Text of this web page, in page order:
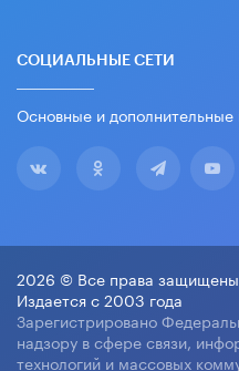
СОЦИАЛЬНЫЕ СЕТИ
Основные и
2026 © Все права
Издается с 2003 года
Зарегистрировано
надзору в сфере связи,
технологий и массовых